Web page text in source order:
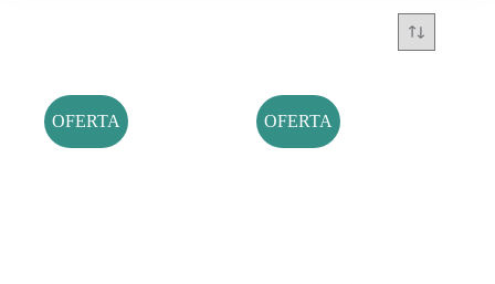
OFERTA OFERTA